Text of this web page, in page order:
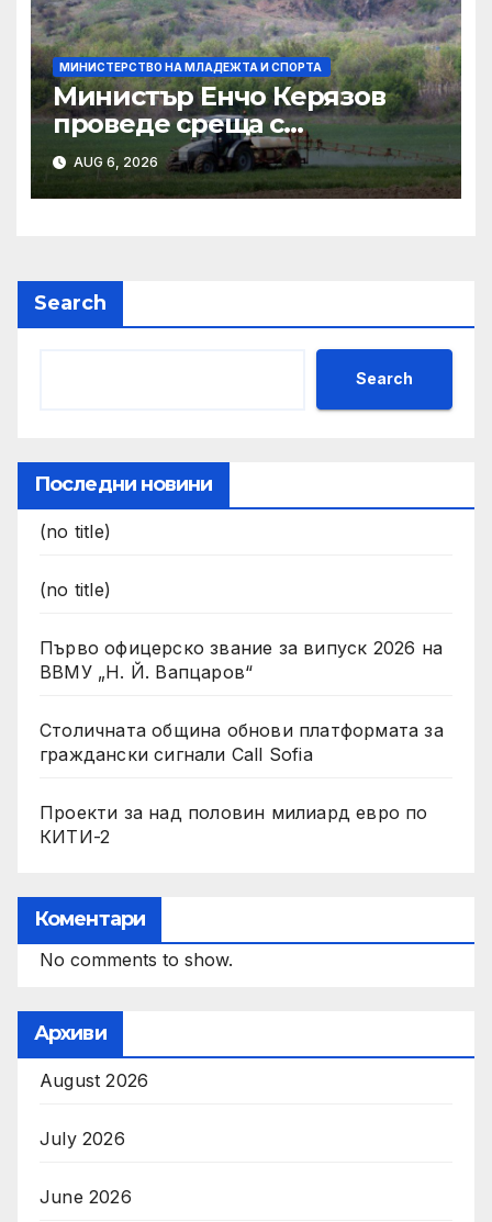
МИНИСТЕРСТВО НА МЛАДЕЖТА И СПОРТА
Министър Енчо Керязов
проведе среща с
представители на
младежки организации и
младежки центрове
AUG 6, 2026
Search
Search
Последни новини
(no title)
(no title)
Първо офицерско звание за випуск 2026 на
ВВМУ „Н. Й. Вапцаров“
Столичната община обнови платформата за
граждански сигнали Call Sofia
Проекти за над половин милиард евро по
КИТИ-2
Коментари
No comments to show.
Архиви
August 2026
July 2026
June 2026